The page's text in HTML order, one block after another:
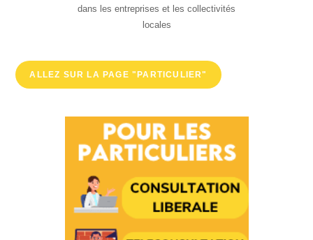
dans les entreprises et les collectivités
locales
ALLEZ SUR LA PAGE "PARTICULIER"